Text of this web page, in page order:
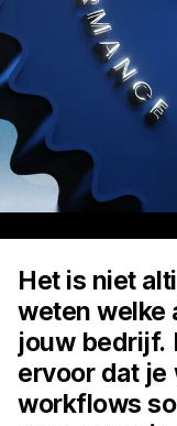
Het is niet
weten welke
jouw bedrijf.
ervoor dat
workflows